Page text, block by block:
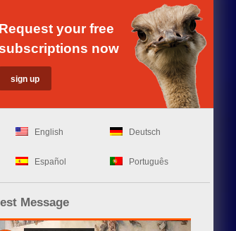
Request your free
now
English Deutsch
Español Português
Message